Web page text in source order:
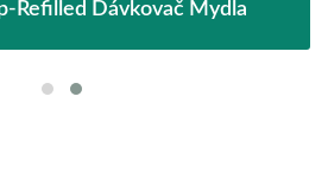
Refilled Dávkovač Mydla